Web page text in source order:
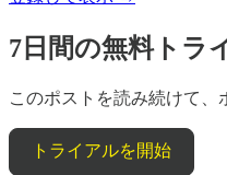
7日間の無料トラ
このポストを読み続けて、
トライアルを開始